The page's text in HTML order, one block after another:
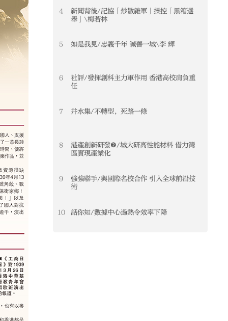
4
新聞背後/記協「炒散雜軍」操控「黑箱選
舉」\梅若林
5 如是我見/忠義千年 誠善一城\李 輝
6
社評/發揮創科主力軍作用 香港高校肩負重
任
7 井水集/不轉型，死路一條
8
港產創新研發❷/城大研高性能材料 借力灣
區實現產業化
9
強強聯手/與國際名校合作 引入全球前沿技
術
10 話你知/數據中心過熱令效率下降